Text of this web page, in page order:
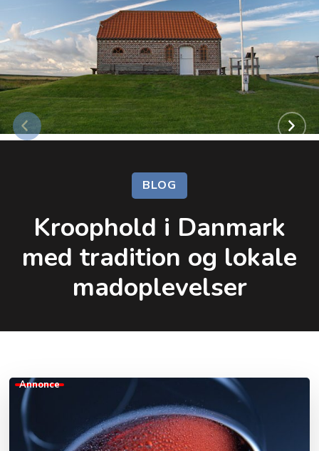
BLOG
Kroophold i Danmark
med tradition og lokale
madoplevelser
Annonce